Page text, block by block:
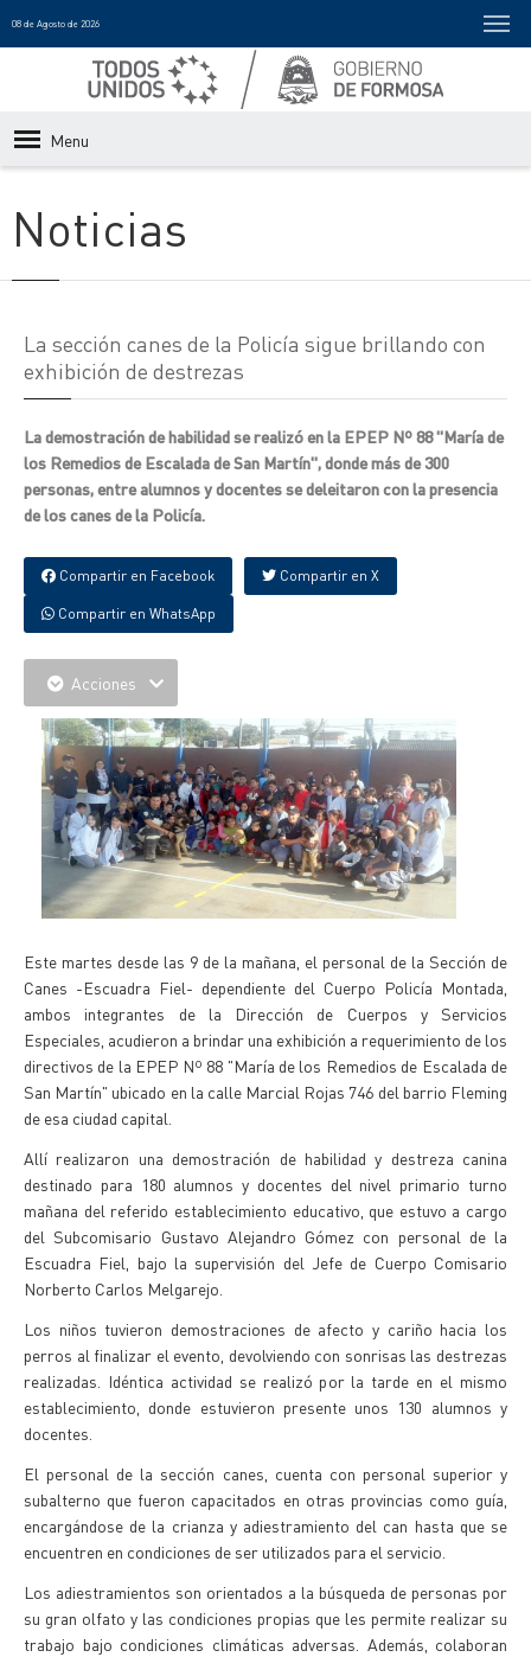
08 de Agosto de 2026
Menu
Noticias
La sección canes de la Policía sigue brillando con
exhibición de destrezas
La demostración de habilidad se realizó en la EPEP Nº 88 "María de
los Remedios de Escalada de San Martín", donde más de 300
personas, entre alumnos y docentes se deleitaron con la presencia
de los canes de la Policía.
Compartir en Facebook Compartir en X
Compartir en WhatsApp
Acciones
Este martes desde las 9 de la mañana, el personal de la Sección de
Canes -Escuadra Fiel- dependiente del Cuerpo Policía Montada,
ambos integrantes de la Dirección de Cuerpos y Servicios
Especiales, acudieron a brindar una exhibición a requerimiento de los
directivos de la EPEP Nº 88 "María de los Remedios de Escalada de
San Martín" ubicado en la calle Marcial Rojas 746 del barrio Fleming
de esa ciudad capital.
Allí realizaron una demostración de habilidad y destreza canina
destinado para 180 alumnos y docentes del nivel primario turno
mañana del referido establecimiento educativo, que estuvo a cargo
del Subcomisario Gustavo Alejandro Gómez con personal de la
Escuadra Fiel, bajo la supervisión del Jefe de Cuerpo Comisario
Norberto Carlos Melgarejo.
Los niños tuvieron demostraciones de afecto y cariño hacia los
perros al finalizar el evento, devolviendo con sonrisas las destrezas
realizadas. Idéntica actividad se realizó por la tarde en el mismo
establecimiento, donde estuvieron presente unos 130 alumnos y
docentes.
El personal de la sección canes, cuenta con personal superior y
subalterno que fueron capacitados en otras provincias como guía,
encargándose de la crianza y adiestramiento del can hasta que se
encuentren en condiciones de ser utilizados para el servicio.
Los adiestramientos son orientados a la búsqueda de personas por
su gran olfato y las condiciones propias que les permite realizar su
trabajo bajo condiciones climáticas adversas. Además, colaboran